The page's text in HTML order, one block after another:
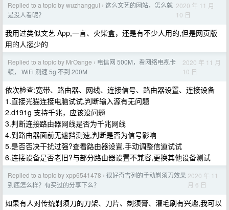
Replied to a topic by wuzhanggui › 这么文艺的网站，怎么就
是没人看呢？
2020 年 11 月
10 日
我用过类似文艺 App,一言、火柴盒，还是有不少人用的,但是网页版
用的人挺少的
Replied to a topic by MrOange › 电信网 500M，看网络电视卡
顿， WiFi 测速 5g 不到 200M
2020 年 11 月
10 日
依次检查:宽带、路由器、网线、连接信号、路由器设置、连接设备
1.直接光猫连接电脑试试,判断输入源有无问题
2.d191g 支持千兆，应该没问题
3.判断连接路由器网线是否为千兆网线
4.到路由器面前无遮挡测速,判断是否为信号影响
5.是否否决干扰过强?查看路由器设置,手动调整信道试试
6.连接设备是否老旧?与部分路由器设置不兼容,更换其他设备测试
Replied to a topic by xpp6541478 › 很好奇吉列的手动剃须刀效果
到底怎么样？有买过的分享下么？
2020 年 11
月 6 日
如果有人对传统剃须刀的刀架、刀片、剃须膏、灌毛刷有兴趣,我可以